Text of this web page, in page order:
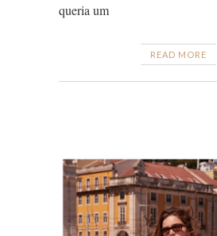
queria um
READ MORE